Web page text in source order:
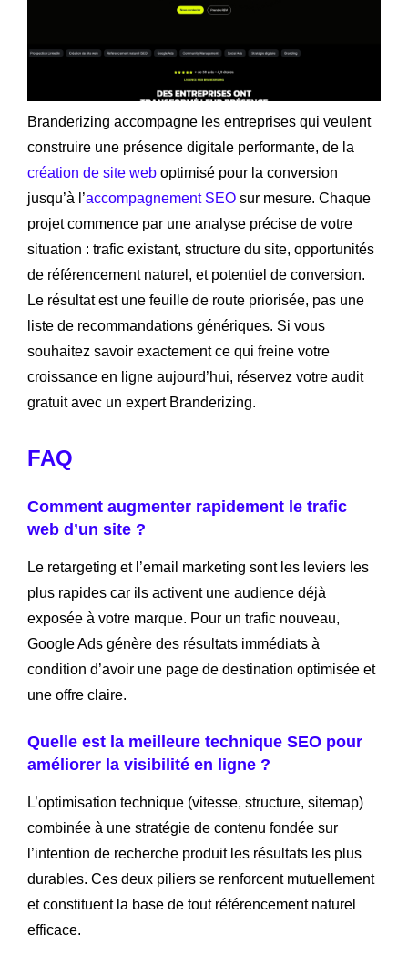
Branderizing accompagne les entreprises qui veulent
construire une présence digitale performante, de la
création de site web optimisé pour la conversion
jusqu’à l’accompagnement SEO sur mesure. Chaque
projet commence par une analyse précise de votre
situation : trafic existant, structure du site, opportunités
de référencement naturel, et potentiel de conversion.
Le résultat est une feuille de route priorisée, pas une
liste de recommandations génériques. Si vous
souhaitez savoir exactement ce qui freine votre
croissance en ligne aujourd’hui, réservez votre audit
gratuit avec un expert Branderizing.
FAQ
Comment augmenter rapidement le trafic
web d’un site ?
Le retargeting et l’email marketing sont les leviers les
plus rapides car ils activent une audience déjà
exposée à votre marque. Pour un trafic nouveau,
Google Ads génère des résultats immédiats à
condition d’avoir une page de destination optimisée et
une offre claire.
Quelle est la meilleure technique SEO pour
améliorer la visibilité en ligne ?
L’optimisation technique (vitesse, structure, sitemap)
combinée à une stratégie de contenu fondée sur
l’intention de recherche produit les résultats les plus
durables. Ces deux piliers se renforcent mutuellement
et constituent la base de tout référencement naturel
efficace.